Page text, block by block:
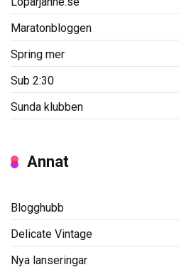
Maratonbloggen
Spring mer
Sub 2:30
Sunda klubben
Annat
Blogghubb
Delicate Vintage
Nya lanseringar